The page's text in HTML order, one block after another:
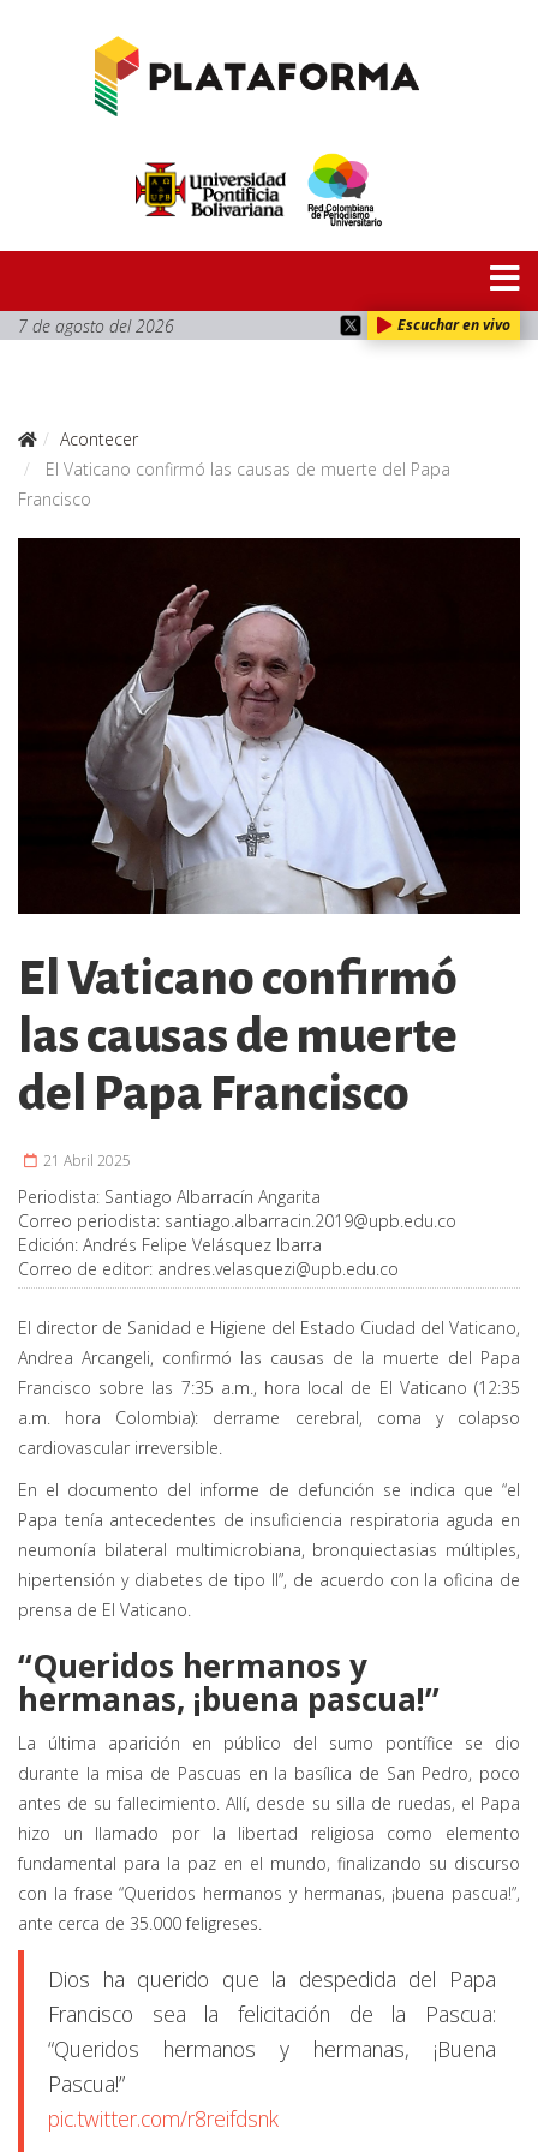
7 de agosto del 2026 Escuchar en vivo
Acontecer
El Vaticano confirmó las causas de muerte del Papa
Francisco
El Vaticano confirmó
las causas de muerte
del Papa Francisco
21 Abril 2025
Periodista: Santiago Albarracín Angarita
Correo periodista: santiago.albarracin.2019@upb.edu.co
Edición: Andrés Felipe Velásquez Ibarra
Correo de editor: andres.velasquezi@upb.edu.co
El director de Sanidad e Higiene del Estado Ciudad del Vaticano,
Andrea Arcangeli, confirmó las causas de la muerte del Papa
Francisco sobre las 7:35 a.m., hora local de El Vaticano (12:35
a.m. hora Colombia): derrame cerebral, coma y colapso
cardiovascular irreversible.
En el documento del informe de defunción se indica que “el
Papa tenía antecedentes de insuficiencia respiratoria aguda en
neumonía bilateral multimicrobiana, bronquiectasias múltiples,
hipertensión y diabetes de tipo II”, de acuerdo con la oficina de
prensa de El Vaticano.
“Queridos hermanos y
hermanas, ¡buena pascua!”
La última aparición en público del sumo pontífice se dio
durante la misa de Pascuas en la basílica de San Pedro, poco
antes de su fallecimiento. Allí, desde su silla de ruedas, el Papa
hizo un llamado por la libertad religiosa como elemento
fundamental para la paz en el mundo, finalizando su discurso
con la frase “Queridos hermanos y hermanas, ¡buena pascua!”,
ante cerca de 35.000 feligreses.
Dios ha querido que la despedida del Papa
Francisco sea la felicitación de la Pascua:
“Queridos hermanos y hermanas, ¡Buena
Pascua!”
pic.twitter.com/r8reifdsnk